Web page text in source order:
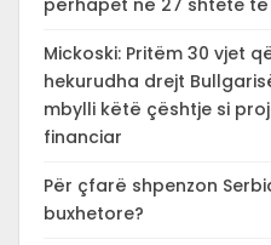
përhapet në 27 shtete të
Mickoski: Pritëm 30 vjet
hekurudha drejt
mbylli këtë çështje si
financiar
Për çfarë shpenzon
buxhetore?